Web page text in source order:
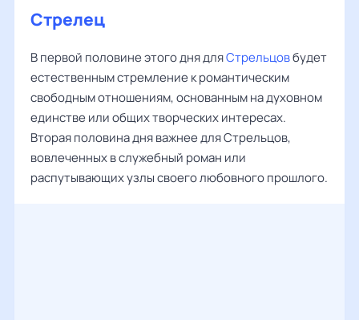
Стрелец
В первой половине этого дня дляСтрельцовбудет
естественным стремление к романтическим
свободным отношениям, основанным на духовном
единстве или общих творческих интересах.
Вторая половина дня важнее для Стрельцов,
вовлеченных в служебный роман или
распутывающих узлы своего любовного прошлого.